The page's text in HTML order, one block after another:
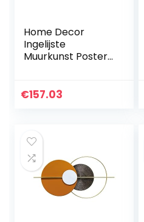
Home Decor
Ingelijste
Muurkunst Poster
City Canvas
€157.03